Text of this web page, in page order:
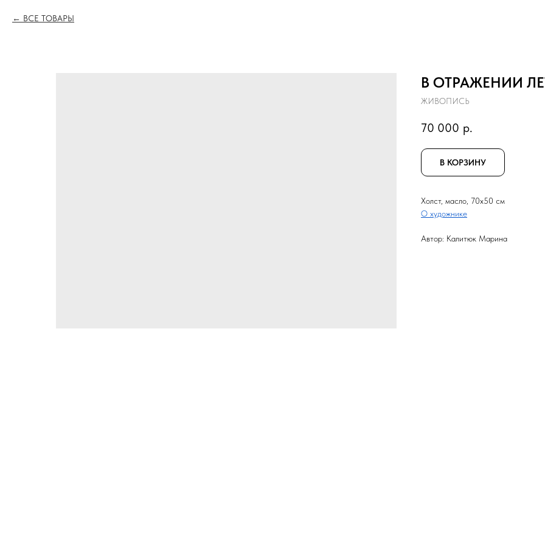
ВСЕ ТОВАРЫ
В ОТРАЖЕНИИ
ЖИВОПИСЬ
70 000 р.
В КОРЗИНУ
Холст, масло, 70x50 см
О художнике
Автор: Калитюк Марина